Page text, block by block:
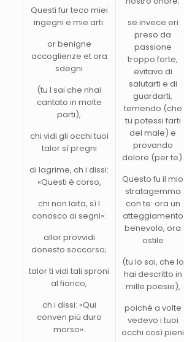
Questi fur teco miei
ingegni e mie arti:
or benigne
accoglienze et ora
sdegni
(tu l sai che nhai
cantato in molte
parti),
chi vidi gli occhi tuoi
talor sì pregni
di lagrime, ch i dissi:
«Questi è corso,
chi non laita, sì l
conosco ai segni»:
allor provvidi
donesto soccorso;
talor ti vidi tali sproni
al fianco,
ch i dissi: «Qui
conven più duro
morso».
se invece eri
preso da
passione
troppo forte,
evitavo di
salutarti e di
guardarti,
temendo (che
tu potessi farti
del male) e
provando
dolore (per te).
Questo fu il mio
stratagemma
con te: ora un
atteggiamento
benevolo, ora
ostile
(tu lo sai, che lo
hai descritto in
mille poesie),
poiché a volte
vedevo i tuoi
occhi così pieni